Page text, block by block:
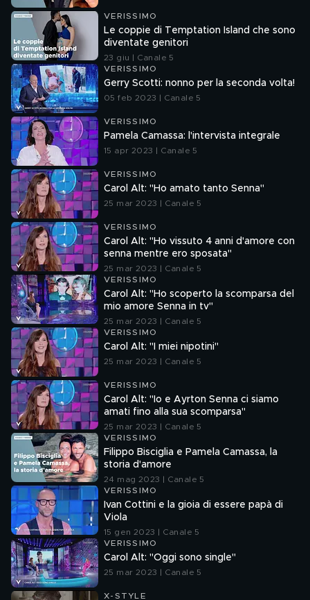
VERISSIMO
Le coppie di Temptation Island che sono
diventate genitori
23 giu | Canale 5
VERISSIMO
Gerry Scotti: nonno per la seconda volta!
05 feb 2023 | Canale 5
VERISSIMO
Pamela Camassa: l'intervista integrale
15 apr 2023 | Canale 5
VERISSIMO
Carol Alt: "Ho amato tanto Senna"
25 mar 2023 | Canale 5
VERISSIMO
Carol Alt: "Ho vissuto 4 anni d'amore con
senna mentre ero sposata"
25 mar 2023 | Canale 5
VERISSIMO
Carol Alt: "Ho scoperto la scomparsa del
mio amore Senna in tv"
25 mar 2023 | Canale 5
VERISSIMO
Carol Alt: "I miei nipotini"
25 mar 2023 | Canale 5
VERISSIMO
Carol Alt: "Io e Ayrton Senna ci siamo
amati fino alla sua scomparsa"
25 mar 2023 | Canale 5
VERISSIMO
Filippo Bisciglia e Pamela Camassa, la
storia d'amore
24 mag 2023 | Canale 5
VERISSIMO
Ivan Cottini e la gioia di essere papà di
Viola
15 gen 2023 | Canale 5
VERISSIMO
Carol Alt: "Oggi sono single"
25 mar 2023 | Canale 5
X-STYLE